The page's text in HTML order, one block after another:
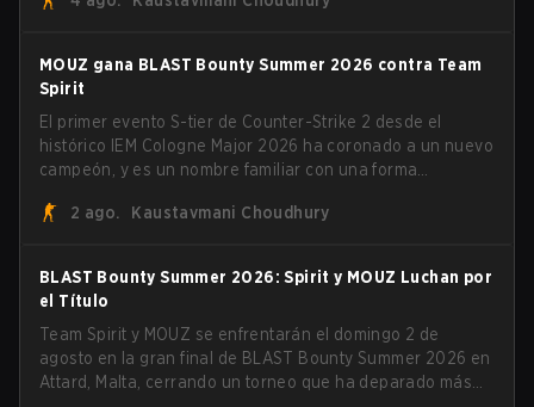
lituano dio la noticia él mismo en stream, bromeando:
burlándose del head coach de Vitality Rémy "XTQZZZ"
Quoniam en el proceso.
MOUZ gana BLAST Bounty Summer 2026 contra Team
Spirit
El primer evento S-tier de Counter-Strike 2 desde el
histórico IEM Cologne Major 2026 ha coronado a un nuevo
campeón, y es un nombre familiar con una forma
roster y cambios de roles, arrolló a Team Spirit en una
2 ago. Kaustavmani Choudhury
BLAST Bounty Summer 2026: Spirit y MOUZ Luchan por
el Título
Team Spirit y MOUZ se enfrentarán el domingo 2 de
agosto en la gran final de BLAST Bounty Summer 2026 en
Attard, Malta, cerrando un torneo que ha deparado más